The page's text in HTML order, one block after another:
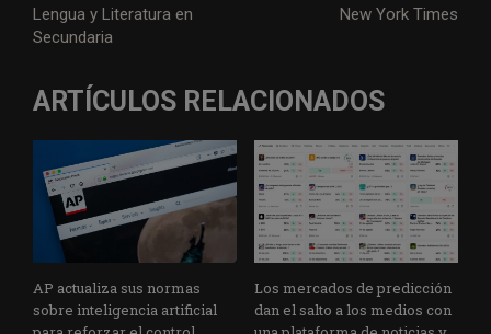
Lengua y Literatura en
Secundaria
New York Times
ARTÍCULOS RELACIONADOS
AP actualiza sus normas
sobre inteligencia artificial
Los mercados de predicción
dan el salto a los medios con